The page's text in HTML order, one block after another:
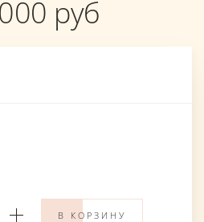
руб
В КОРЗИНУ